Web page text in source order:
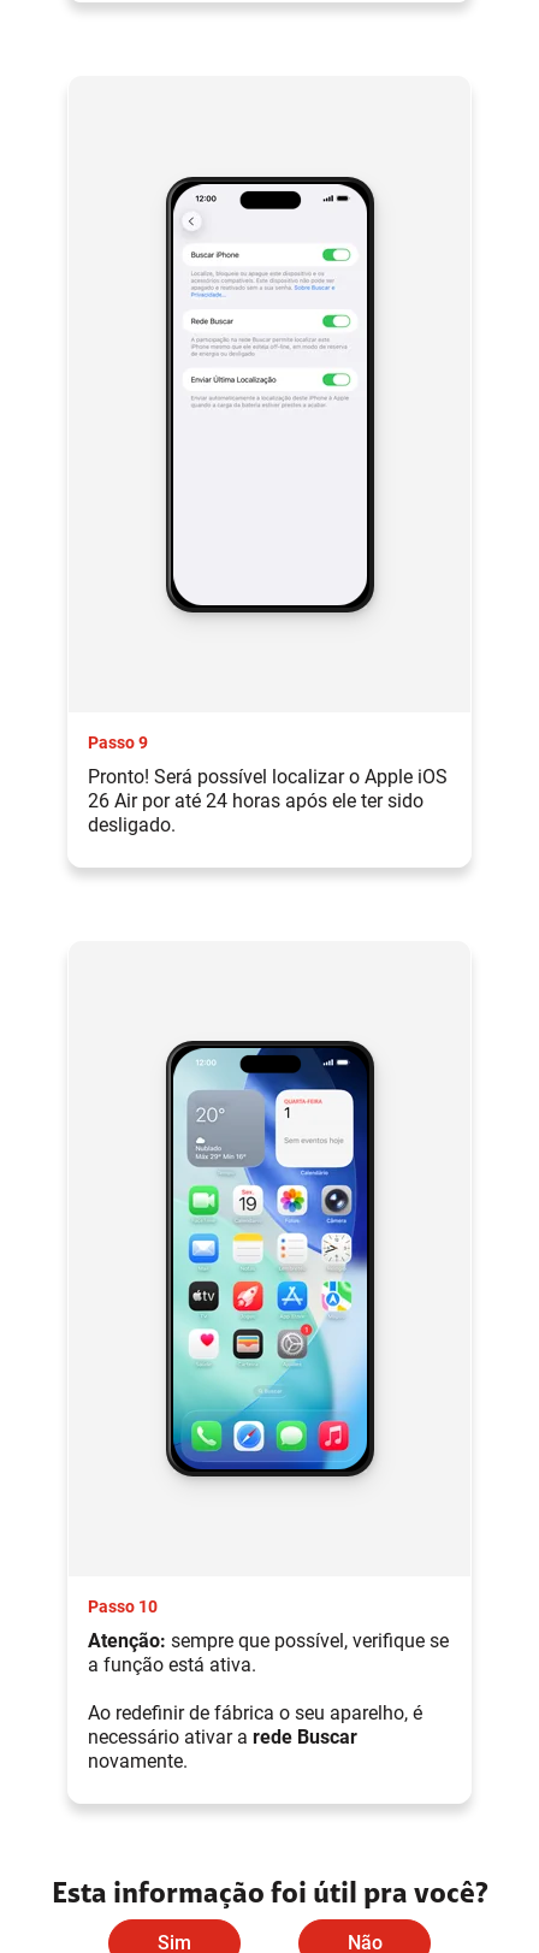
Passo 9
Pronto! Será possível localizar o Apple iOS
26 Air por até 24 horas após ele ter sido
desligado.
Passo 10
Atenção: sempre que possível, verifique se
a função está ativa.
Ao redefinir de fábrica o seu aparelho, é
necessário ativar a rede Buscar
novamente.
Esta informação foi útil pra você?
Sim Não